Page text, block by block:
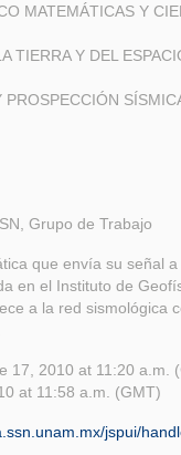
MATEMÁTICAS Y
TIERRA Y DEL
PROSPECCIÓN
Grupo de Trabajo
que envía su señal
en el Instituto de
a la red sismológica
17, 2010 at 11:20 a.m.
at 11:58 a.m. (GMT)
jspui/